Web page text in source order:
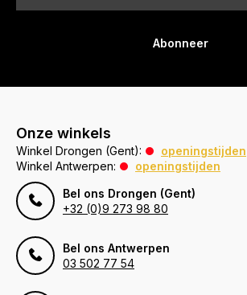
Abonneer
Onze winkels
Winkel Drongen (Gent):
openingstijden
Winkel Antwerpen:
openingstijden
Bel ons Drongen (Gent)
+32 (0)9 273 98 80
Bel ons Antwerpen
03 502 77 54